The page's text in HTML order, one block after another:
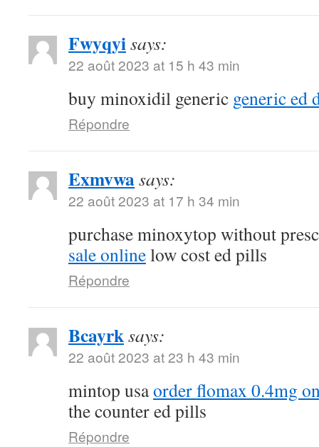
Fwyqyisays:
22 août 2023 at 15 h 43 min
buy minoxidil generic generic ed
Répondre
Exmvwasays:
22 août 2023 at 17 h 34 min
purchase minoxytop without
sale onlinelow cost ed pills
Répondre
Bcayrksays:
22 août 2023 at 23 h 43 min
mintop usaorder flomax 0.4mg
the counter ed pills
Répondre